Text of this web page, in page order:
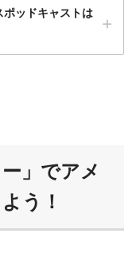
ポッドキャストは
プトなしで聞ける
」でアメ
う！